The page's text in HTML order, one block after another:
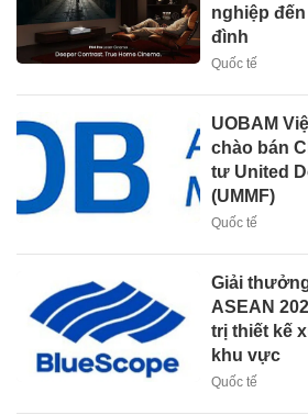
nghiệp
đình
Quốc tế
UOBAM
chào bán
tư United
(UMMF)
Quốc tế
Giải
ASEAN
trị thiết kế
khu vực
Quốc tế